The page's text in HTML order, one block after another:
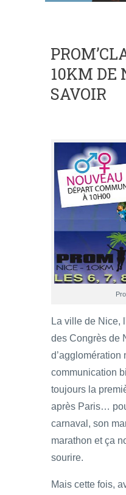
10KM DE
SAVOIR
La ville de Nice,
des Congrès de
d’agglomération
communication
toujours la
après Paris…
carnaval, son
marathon et ça
sourire.
Mais cette fois,